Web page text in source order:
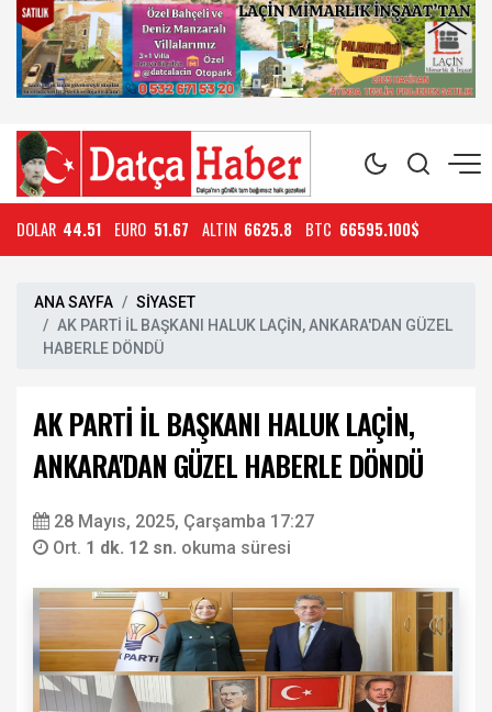
DOLAR 44.51 EURO 51.67 ALTIN 6625.8 BTC 66595.100$
ANA SAYFA
SİYASET
AK PARTİ İL BAŞKANI HALUK LAÇİN, ANKARA'DAN GÜZEL
HABERLE DÖNDÜ
AK PARTİ İL BAŞKANI HALUK LAÇİN,
ANKARA'DAN GÜZEL HABERLE DÖNDÜ
28 Mayıs, 2025, Çarşamba 17:27
Ort. 1 dk. 12 sn. okuma süresi